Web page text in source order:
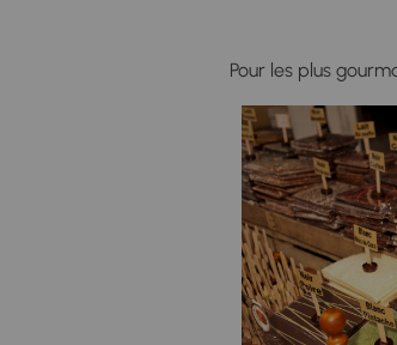
Pour les plus